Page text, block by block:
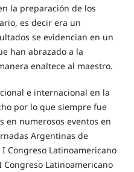
la preparación de los
es decir era un
se evidencian en un
han abrazado a la
enaltece al maestro.
e internacional en la
por lo que siempre fue
en numerosos eventos en
Argentinas de
I Congreso Latinoamericano
Congreso Latinoamericano